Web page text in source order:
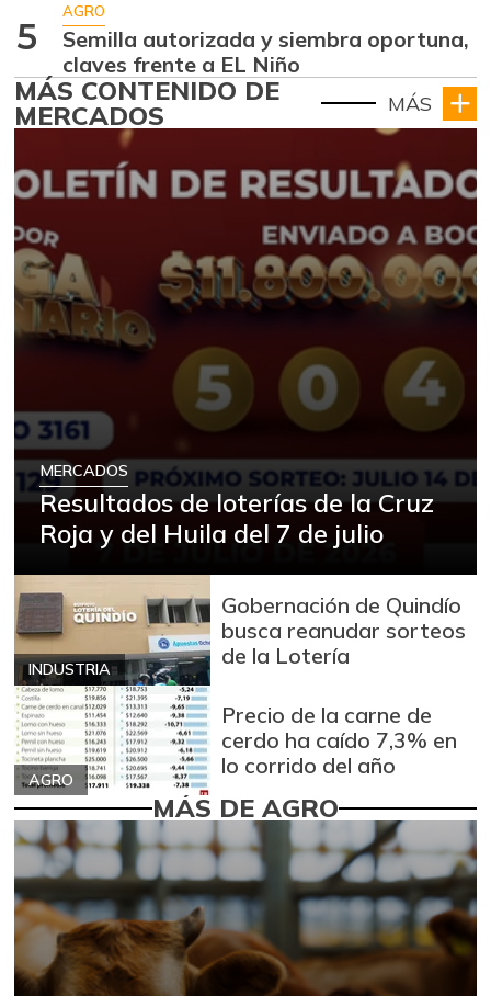
5
AGRO
Semilla autorizada y siembra oportuna,
claves frente a EL Niño
MÁS CONTENIDO DE
MERCADOS MÁS
MERCADOS
Resultados de loterías de la Cruz
Roja y del Huila del 7 de julio
INDUSTRIA
Gobernación de Quindío
busca reanudar sorteos
de la Lotería
AGRO
Precio de la carne de
cerdo ha caído 7,3% en
lo corrido del año
MÁS DE AGRO